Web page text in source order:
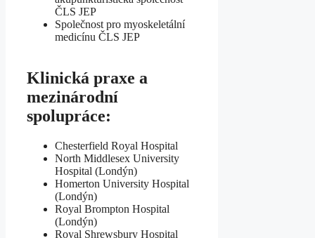
ČLS JEP
Společnost pro myoskeletální
medicínu ČLS JEP
Klinická praxe a
mezinárodní
spolupráce:
Chesterfield Royal Hospital
North Middlesex University
Hospital (Londýn)
Homerton University Hospital
(Londýn)
Royal Brompton Hospital
(Londýn)
Royal Shrewsbury Hospital